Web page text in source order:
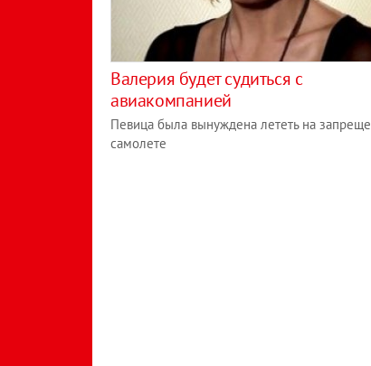
Валерия будет судиться с
авиакомпанией
Певица была вынуждена лететь на
самолете